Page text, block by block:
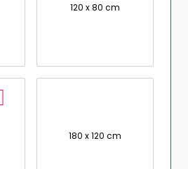
120 x 80 cm
180 x 120 cm